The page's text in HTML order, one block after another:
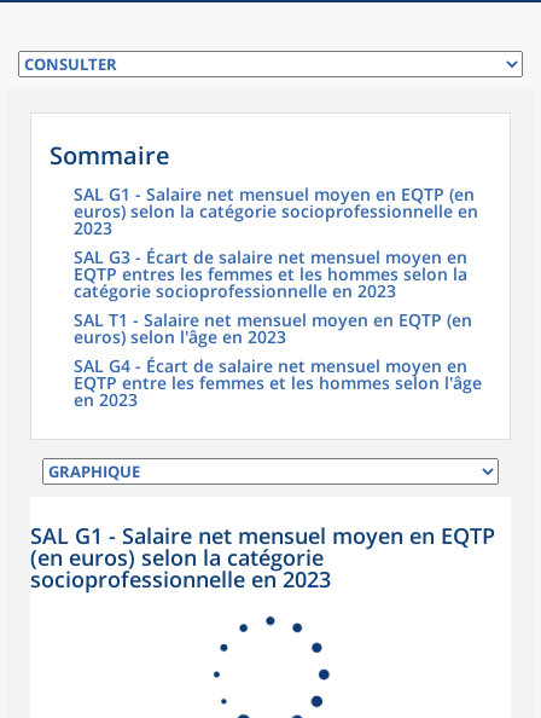
Sommaire
SAL G1 - Salaire net mensuel moyen en EQTP (en
euros) selon la catégorie socioprofessionnelle en
2023
SAL G3 - Écart de salaire net mensuel moyen en
EQTP entres les femmes et les hommes selon la
catégorie socioprofessionnelle en 2023
SAL T1 - Salaire net mensuel moyen en EQTP (en
euros) selon l'âge en 2023
SAL G4 - Écart de salaire net mensuel moyen en
EQTP entre les femmes et les hommes selon l'âge
en 2023
SAL G1 - Salaire net mensuel moyen en EQTP
(en euros) selon la catégorie
socioprofessionnelle en 2023